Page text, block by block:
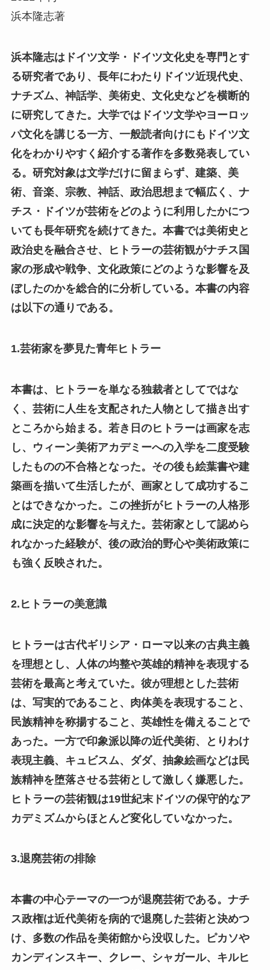
浜本隆志著
浜本隆志はドイツ文学・ドイツ文化史を専門とす
る研究者であり、長年にわたりドイツ近現代史、
ナチズム、神話学、美術史、文化史などを横断的
に研究してきた。大学ではドイツ文学やヨーロッ
パ文化を講じる一方、一般読者向けにもドイツ文
化をわかりやすく紹介する著作を多数発表してい
る。研究対象は文学だけに留まらず、建築、美
術、音楽、宗教、神話、政治思想まで幅広く、ナ
チス・ドイツが芸術をどのように利用したかにつ
いても長年研究を続けてきた。本書では美術史と
政治史を融合させ、ヒトラーの芸術観がナチス国
家の形成や戦争、文化政策にどのような影響を及
ぼしたのかを総合的に分析している。本書の内容
は以下の通りである。
1.芸術家を夢見た青年ヒトラー
本書は、ヒトラーを単なる独裁者としてではな
く、芸術に人生を支配された人物として描き出す
ところから始まる。若き日のヒトラーは画家を志
し、ウィーン美術アカデミーへの入学を二度受験
したものの不合格となった。その後も絵葉書や建
築画を描いて生活したが、画家として成功するこ
とはできなかった。この挫折がヒトラーの人格形
成に決定的な影響を与えた。芸術家として認めら
れなかった経験が、後の政治的野心や美術政策に
も強く反映された。
2.ヒトラーの美意識
ヒトラーは古代ギリシア・ローマ以来の古典主義
を理想とし、人体の均整や英雄的精神を表現する
芸術を最高と考えていた。彼が理想とした芸術
は、写実的であること、肉体美を表現すること、
民族精神を称揚すること、英雄性を備えることで
あった。一方で印象派以降の近代美術、とりわけ
表現主義、キュビスム、ダダ、抽象絵画などは民
族精神を堕落させる芸術として激しく嫌悪した。
ヒトラーの芸術観は19世紀末ドイツの保守的なア
カデミズムからほとんど変化していなかった。
3.退廃芸術の排除
本書の中心テーマの一つが退廃芸術である。ナチ
ス政権は近代美術を病的で退廃した芸術と決めつ
け、多数の作品を美術館から没収した。ピカソや
カンディンスキー、クレー、シャガール、キルヒ